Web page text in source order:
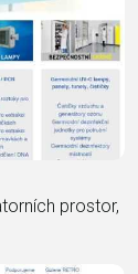
prostor,